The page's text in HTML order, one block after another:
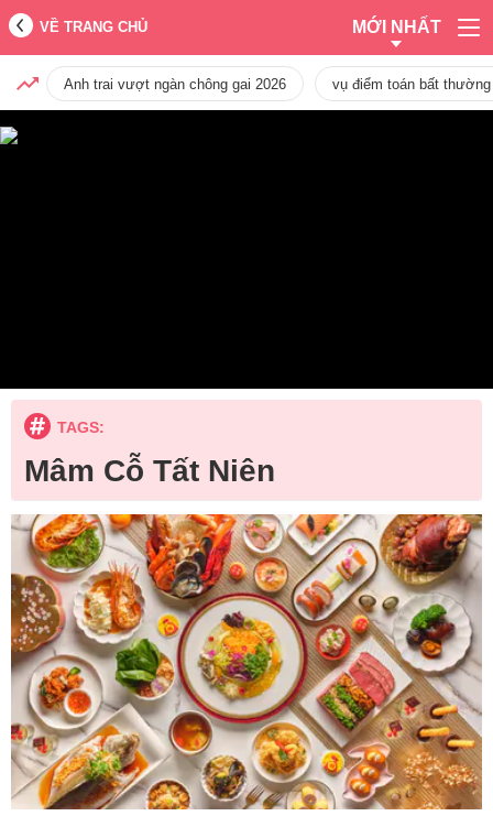
VỀ TRANG CHỦ MỚI NHẤT
Anh trai vượt ngàn chông gai 2026 vụ điểm toán bất
TAGS:
Mâm Cỗ Tất Niên